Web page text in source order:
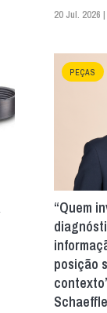
20 Jul. 2026 |
PEÇAS
“Quem
posição